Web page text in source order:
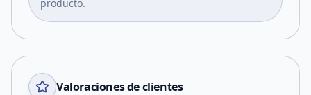
producto.
Valoraciones de clientes